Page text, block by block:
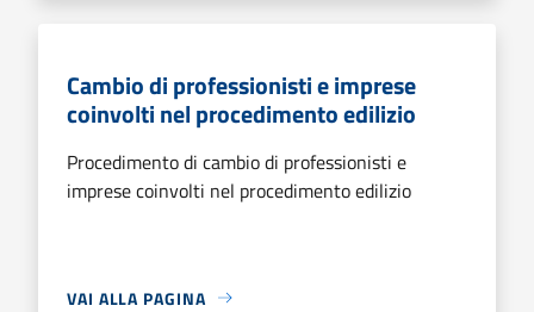
Cambio di professionisti e imprese
coinvolti nel procedimento edilizio
Procedimento di cambio di professionisti e
imprese coinvolti nel procedimento edilizio
VAI ALLA PAGINA